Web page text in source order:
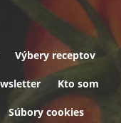
Výbery receptov
Kto som
Súbory cookies